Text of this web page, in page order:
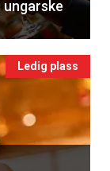
ungarske
Ledig plass